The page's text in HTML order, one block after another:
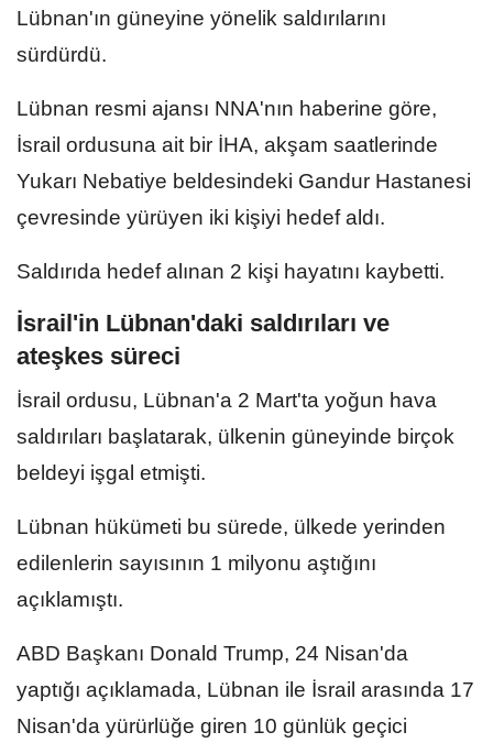
Lübnan'ın güneyine yönelik saldırılarını
sürdürdü.
Lübnan resmi ajansı NNA'nın haberine göre,
İsrail ordusuna ait bir İHA, akşam saatlerinde
Yukarı Nebatiye beldesindeki Gandur Hastanesi
çevresinde yürüyen iki kişiyi hedef aldı.
Saldırıda hedef alınan 2 kişi hayatını kaybetti.
⁠İsrail'in Lübnan'daki saldırıları ve
ateşkes süreci
İsrail ordusu, Lübnan'a 2 Mart'ta yoğun hava
saldırıları başlatarak, ülkenin güneyinde birçok
beldeyi işgal etmişti.
Lübnan hükümeti bu sürede, ülkede yerinden
edilenlerin sayısının 1 milyonu aştığını
açıklamıştı.
ABD Başkanı Donald Trump, 24 Nisan'da
yaptığı açıklamada, Lübnan ile İsrail arasında 17
Nisan'da yürürlüğe giren 10 günlük geçici